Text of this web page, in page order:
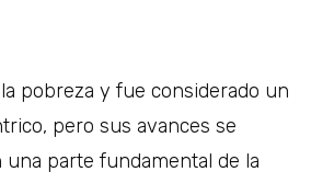
pobreza y fue considerado un
pero sus avances se
parte fundamental de la